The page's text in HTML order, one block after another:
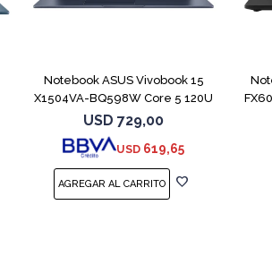
Notebook ASUS Vivobook 15
X1504VA-BQ598W Core 5 120U
512GB
USD 729,00
USD 619,65